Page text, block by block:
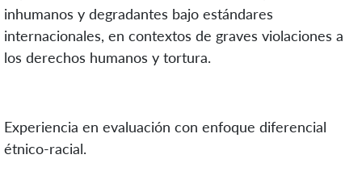
inhumanos y degradantes bajo estándares
internacionales, en contextos de graves violaciones a
los derechos humanos y tortura.
Experiencia en evaluación con enfoque diferencial
étnico-racial.